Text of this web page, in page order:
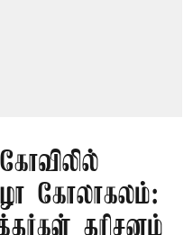
கோலாகலம்:
தரிசனம்